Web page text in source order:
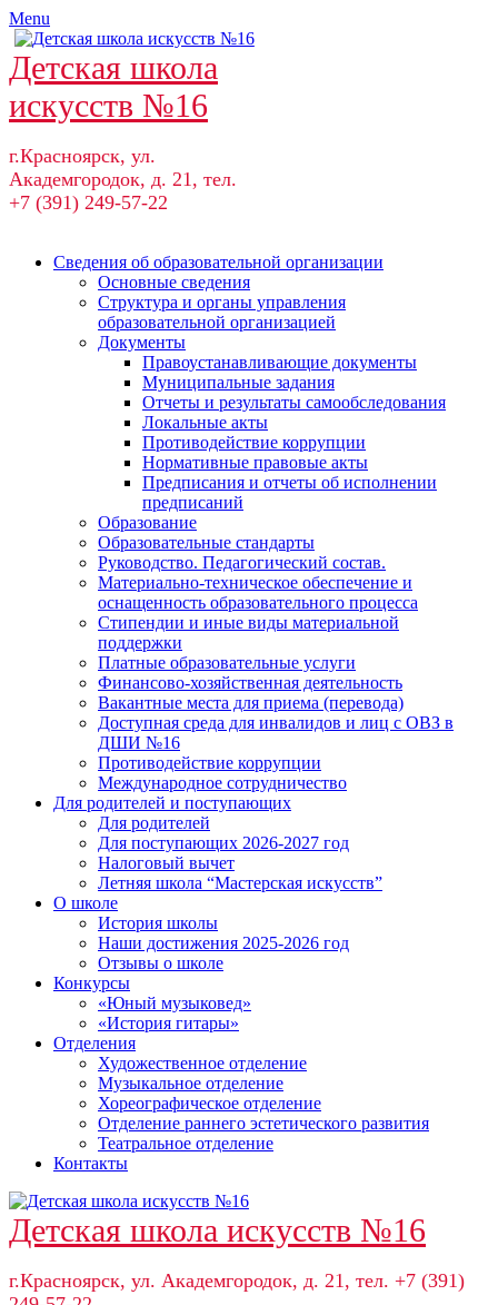
Skip
to
content
Menu
Детская школа
искусств №16
г.Красноярск, ул.
Академгородок, д. 21, тел.
+7 (391) 249-57-22
Сведения об образовательной организации
Основные сведения
Структура и органы управления
образовательной организацией
Документы
Правоустанавливающие документы
Муниципальные задания
Отчеты и результаты самообследования
Локальные акты
Противодействие коррупции
Нормативные правовые акты
Предписания и отчеты об исполнении
предписаний
Образование
Образовательные стандарты
Руководство. Педагогический состав.
Материально-техническое обеспечение и
оснащенность образовательного процесса
Стипендии и иные виды материальной
поддержки
Платные образовательные услуги
Финансово-хозяйственная деятельность
Вакантные места для приема (перевода)
Доступная среда для инвалидов и лиц с ОВЗ в
ДШИ №16
Противодействие коррупции
Международное сотрудничество
Для родителей и поступающих
Для родителей
Для поступающих 2026-2027 год
Налоговый вычет
Летняя школа “Мастерская искусств”
О школе
История школы
Наши достижения 2025-2026 год
Отзывы о школе
Конкурсы
«Юный музыковед»
«История гитары»
Отделения
Художественное отделение
Музыкальное отделение
Хореографическое отделение
Отделение раннего эстетического развития
Театральное отделение
Контакты
Детская школа искусств №16
г.Красноярск, ул. Академгородок, д. 21, тел. +7 (391)